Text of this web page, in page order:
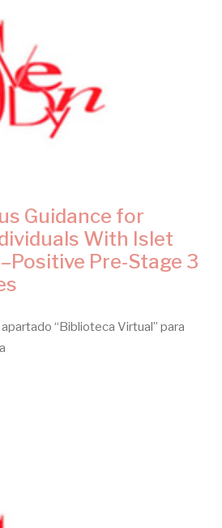
Guidance for
With Islet
Pre-Stage 3
“Biblioteca Virtual” para